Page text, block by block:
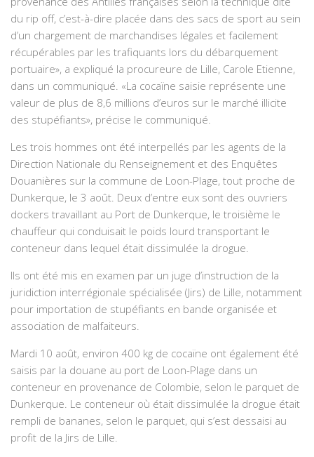
du rip off, c’est-à-dire placée dans des sacs de sport au sein
d’un chargement de marchandises légales et facilement
récupérables par les trafiquants lors du débarquement
portuaire», a expliqué la procureure de Lille, Carole Etienne,
dans un communiqué. «La cocaïne saisie représente une
valeur de plus de 8,6 millions d’euros sur le marché illicite
des stupéfiants», précise le communiqué.
Les trois hommes ont été interpellés par les agents de la
Direction Nationale du Renseignement et des Enquêtes
Douanières sur la commune de Loon-Plage, tout proche de
Dunkerque, le 3 août. Deux d’entre eux sont des ouvriers
dockers travaillant au Port de Dunkerque, le troisième le
chauffeur qui conduisait le poids lourd transportant le
conteneur dans lequel était dissimulée la drogue.
Ils ont été mis en examen par un juge d’instruction de la
juridiction interrégionale spécialisée (Jirs) de Lille, notamment
pour importation de stupéfiants en bande organisée et
association de malfaiteurs.
Mardi 10 août, environ 400 kg de cocaïne ont également été
saisis par la douane au port de Loon-Plage dans un
conteneur en provenance de Colombie, selon le parquet de
Dunkerque. Le conteneur où était dissimulée la drogue était
rempli de bananes, selon le parquet, qui s’est dessaisi au
profit de la Jirs de Lille.